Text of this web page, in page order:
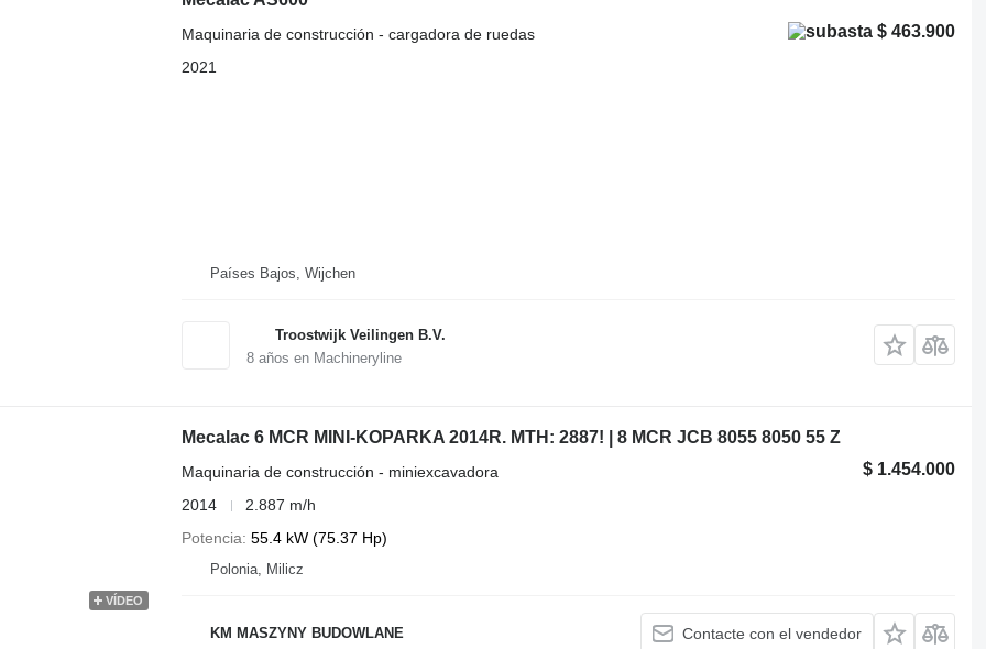
$ 463.900
Maquinaria de construcción - cargadora de ruedas
2021
Países Bajos, Wijchen
Troostwijk Veilingen B.V.
8años en Machineryline
VÍDEO
Mecalac 6 MCR MINI-KOPARKA 2014R. MTH: 2887! | 8 MCR JCB 8055 8050 55 Z
$ 1.454.000
Maquinaria de construcción - miniexcavadora
2014
2.887 m/h
Potencia 55.4 kW (75.37 Hp)
Polonia, Milicz
KM MASZYNY BUDOWLANE Contacte con el vendedor